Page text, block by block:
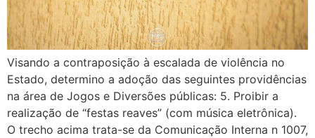
Visando a contraposição à escalada de violência no
Estado, determino a adoção das seguintes providências
na área de Jogos e Diversões públicas: 5. Proibir a
realização de “festas reaves” (com música eletrônica).
O trecho acima trata-se da Comunicação Interna n 1007,